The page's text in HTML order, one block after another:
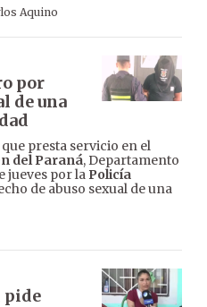
Aquino
por
de una
presta servicio en el
del Paraná, Departamento
jueves por la Policía
de abuso sexual de una
pide